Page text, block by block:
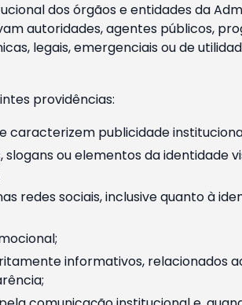
dos órgãos e entidades da
autoridades, agentes públicos,
legais, emergenciais ou de
providências:
publicidade
ou elementos da identidade
redes sociais, inclusive quanto à
informativos, relacionados